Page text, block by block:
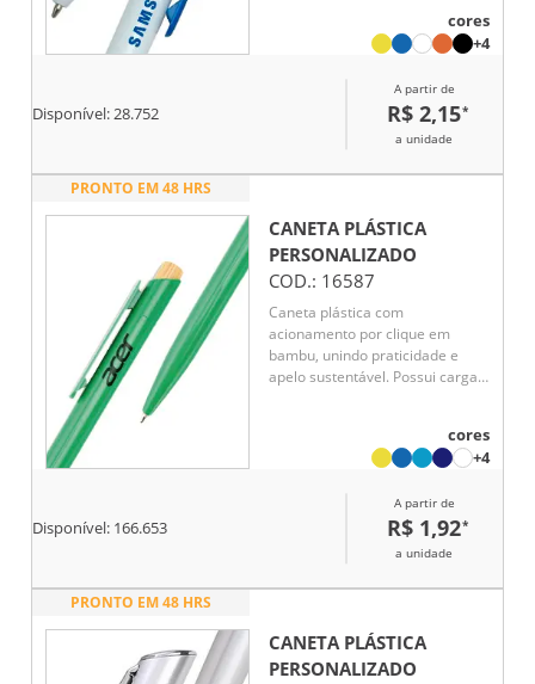
proporciona maior conforto e
aderência durante o uso. Seu
clique oferece praticidade e
agilidade, tornando-a ideal para
o uso diário em qualquer
cores
+4
Disponível:28.752
A partir de
R$ 2,15*
a unidade
PRONTO EM 48 HRS
CANETA PLÁSTICA
PERSONALIZADO
COD.: 16587
Caneta plástica com
acionamento por clique em
bambu, unindo praticidade e
apelo sustentável. Possui carga
corporativos, oferece excelente
para personalização da marca.
cores
+4
Disponível: 166.653
A partir de
R$ 1,92*
a unidade
PRONTO EM 48 HRS
CANETA PLÁSTICA
PERSONALIZADO